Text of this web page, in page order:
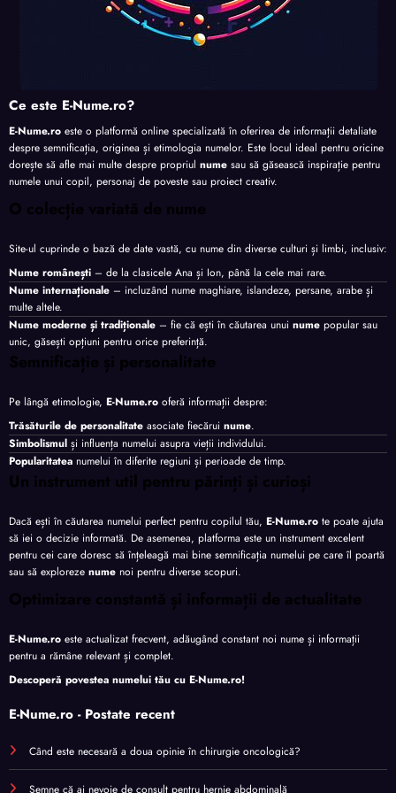
Ce este E-Nume.ro?
E-Nume.ro este o platformă online specializată în oferirea de informații detaliate
despre semnificația, originea și etimologia numelor. Este locul ideal pentru oricine
dorește să afle mai multe despre propriul nume sau să găsească inspirație pentru
numele unui copil, personaj de poveste sau proiect creativ.
O colecție variată de nume
Site-ul cuprinde o bază de date vastă, cu nume din diverse culturi și limbi, inclusiv:
Nume românești – de la clasicele Ana și Ion, până la cele mai rare.
Nume internaționale – incluzând nume maghiare, islandeze, persane, arabe și
multe altele.
Nume moderne și tradiționale – fie că ești în căutarea unui nume popular sau
unic, găsești opțiuni pentru orice preferință.
Semnificație și personalitate
Pe lângă etimologie, E-Nume.ro oferă informații despre:
Trăsăturile de personalitate asociate fiecărui nume.
Simbolismul și influența numelui asupra vieții individului.
Popularitatea numelui în diferite regiuni și perioade de timp.
Un instrument util pentru părinți și curioși
Dacă ești în căutarea numelui perfect pentru copilul tău, E-Nume.ro te poate ajuta
să iei o decizie informată. De asemenea, platforma este un instrument excelent
pentru cei care doresc să înțeleagă mai bine semnificația numelui pe care îl poartă
sau să exploreze nume noi pentru diverse scopuri.
Optimizare constantă și informații de actualitate
E-Nume.ro este actualizat frecvent, adăugând constant noi nume și informații
pentru a rămâne relevant și complet.
Descoperă povestea numelui tău cu E-Nume.ro!
E-Nume.ro - Postate recent
Când este necesară a doua opinie în chirurgie oncologică?
Semne că ai nevoie de consult pentru hernie abdominală